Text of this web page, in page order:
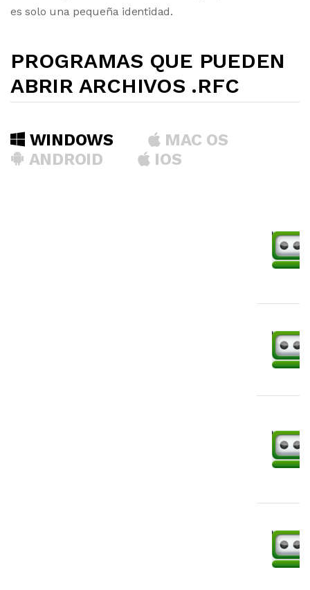
es solo una pequeña identidad.
PROGRAMAS QUE PUEDEN
ABRIR ARCHIVOS .RFC
WINDOWS
MAC OS
ANDROID
IOS